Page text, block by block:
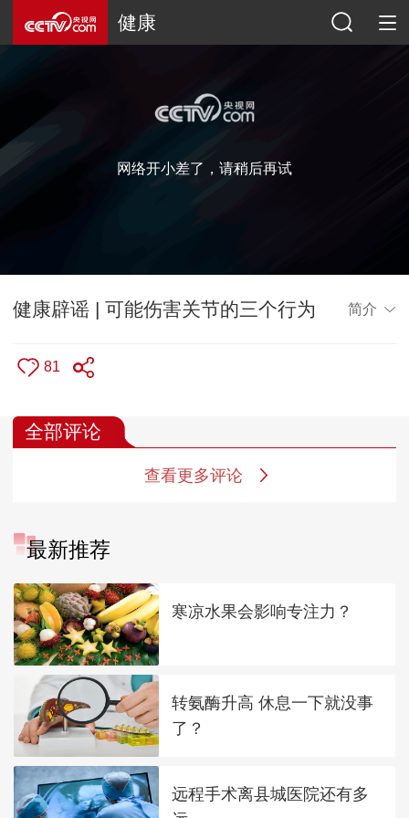
健康
网络开小差了，请稍后再试
健康辟谣 | 可能伤害关节的三个行为 简介
81
全部评论
查看更多评论
最新推荐
寒凉水果会影响专注力？
转氨酶升高 休息一下就没事
了？
远程手术离县城医院还有多